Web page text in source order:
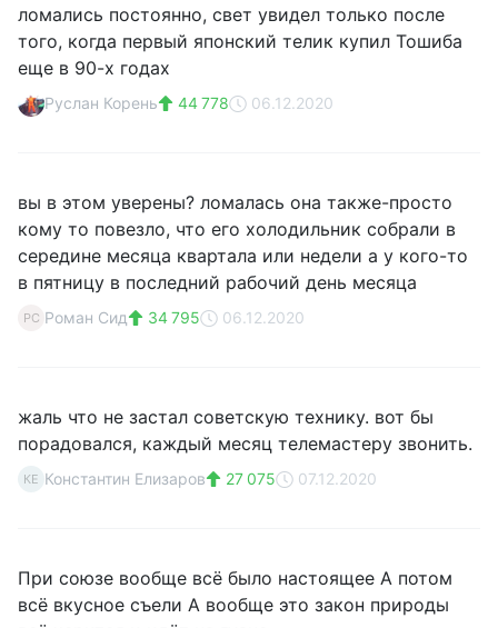
ломались постоянно, свет увидел только после
того, когда первый японский телик купил Тошиба
еще в 90-х годах
Руслан Корень 44 778 06.12.2020
вы в этом уверены? ломалась она также-просто
кому то повезло, что его холодильник собрали в
середине месяца квартала или недели а у кого-то
в пятницу в последний рабочий день месяца
РС Роман Сид 34 795 06.12.2020
жаль что не застал советскую технику. вот бы
порадовался, каждый месяц телемастеру звонить.
КЕ Константин Елизаров 27 075 07.12.2020
При союзе вообще всё было настоящее А потом
всё вкусное съели А вообще это закон природы